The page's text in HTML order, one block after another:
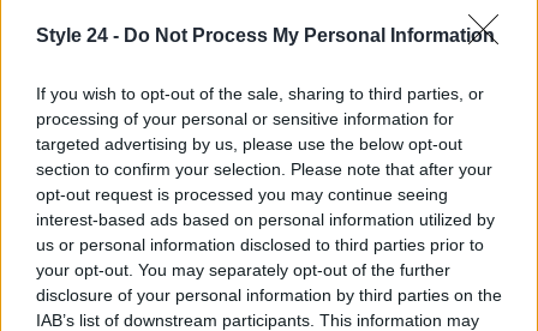
Style 24 - Do Not Process My Personal Information
If you wish to opt-out of the sale, sharing to third parties, or
processing of your personal or sensitive information for
targeted advertising by us, please use the below opt-out
section to confirm your selection. Please note that after your
opt-out request is processed you may continue seeing
interest-based ads based on personal information utilized by
us or personal information disclosed to third parties prior to
your opt-out. You may separately opt-out of the further
disclosure of your personal information by third parties on the
IAB’s list of downstream participants. This information may
Staff